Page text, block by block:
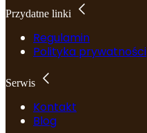
Przydatne linki
Regulamin
Polityka prywatności
Serwis
Kontakt
Blog